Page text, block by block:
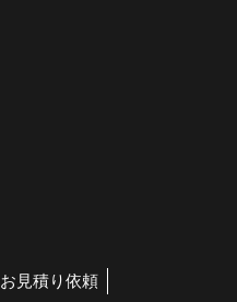
お見積り依頼